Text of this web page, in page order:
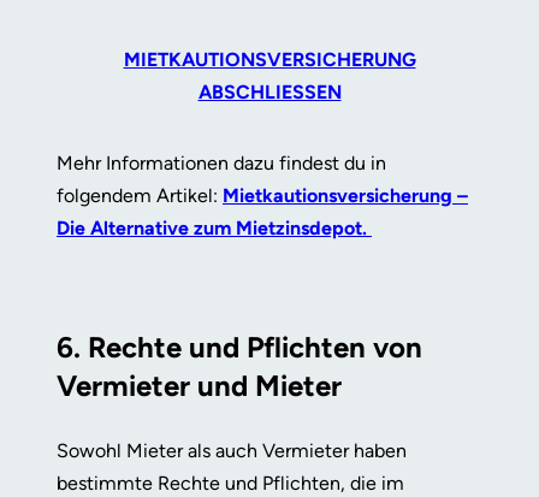
MIETKAUTIONSVERSICHERUNG
ABSCHLIESSEN
Mehr Informationen dazu findest du in
folgendem Artikel: Mietkautionsversicherung –
Die Alternative zum Mietzinsdepot.
6. Rechte und Pflichten von
Vermieter und Mieter
Sowohl Mieter als auch Vermieter haben
bestimmte Rechte und Pflichten, die im